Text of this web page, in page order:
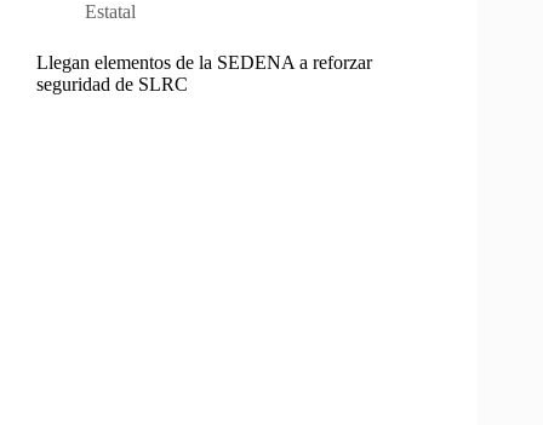
Estatal
Llegan elementos de la SEDENA a reforzar
seguridad de SLRC